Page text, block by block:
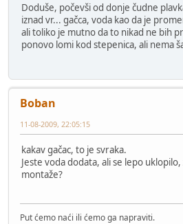
Doduše, počevši od donje čudne
iznad vr... gačca, voda kao da je
ali toliko je mutno da to nikad ne bih
ponovo lomi kod stepenica, ali nema
Boban
11-08-2009, 22:05:15
kakav gačac, to je svraka.
Jeste voda dodata, ali se lepo
montaže?
Put ćemo naći ili ćemo ga napraviti.